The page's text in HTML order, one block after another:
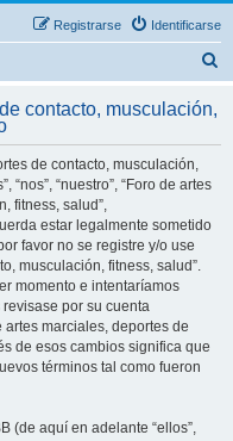
Identificarse
Registrarse
c
contacto, musculación,
de contacto, musculación,
“nos”, “nuestro”, “Foro de artes
fitness, salud”,
estar legalmente sometido
favor no se registre y/o use
musculación, fitness, salud”.
momento e intentaríamos
por su cuenta
marciales, deportes de
de esos cambios significa que
términos tal como fueron
(de aquí en adelante “ellos”,